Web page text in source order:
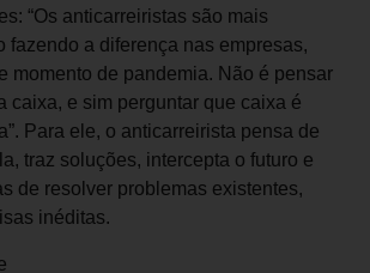
“Os anticarreiristas são mais
fazendo a diferença nas empresas,
momento de pandemia. Não é pensar
caixa, e sim perguntar que caixa é
Para ele, o anticarreirista pensa de
traz soluções, intercepta o futuro e
de resolver problemas existentes,
inéditas.